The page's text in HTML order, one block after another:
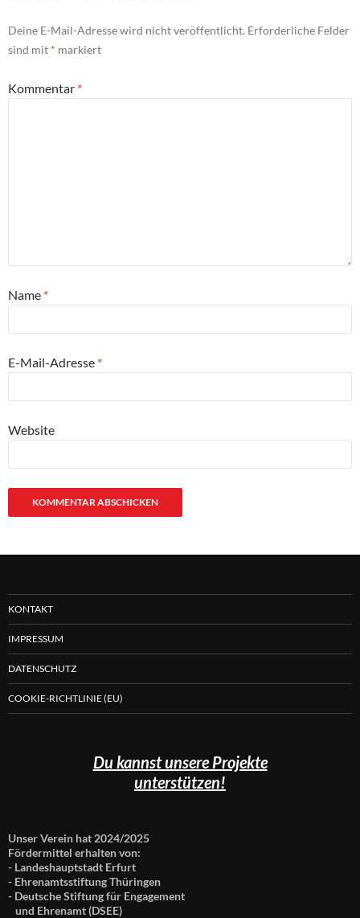
Deine E-Mail-Adresse wird nicht veröffentlicht. Erforderliche Felder
sind mit * markiert
Kommentar *
Name *
E-Mail-Adresse *
Website
KONTAKT
IMPRESSUM
DATENSCHUTZ
COOKIE-RICHTLINIE (EU)
Du kannst unsere Projekte
unterstützen!
Unser Verein hat 2024/2025
Fördermittel erhalten von:
- Landeshauptstadt Erfurt
- Ehrenamtsstiftung Thüringen
- Deutsche Stiftung für Engagement
und Ehrenamt (DSEE)